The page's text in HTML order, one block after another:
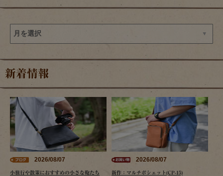
新着情報
2026/08/07
小旅行や散策におすすめの小さな鞄たち
2026/08/07
新作：マルチポシェット(CP-15)